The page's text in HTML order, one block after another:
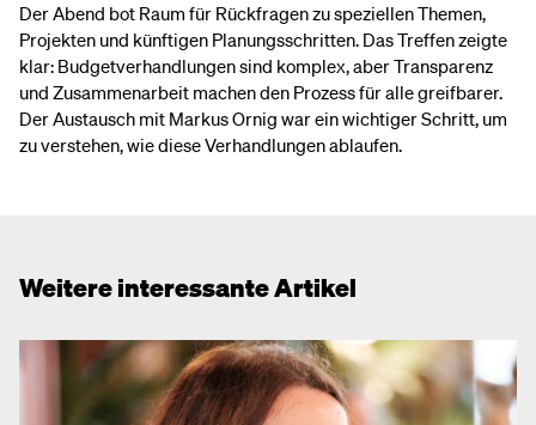
Der Abend bot Raum für Rückfragen zu speziellen Themen,
Projekten und künftigen Planungsschritten. Das Treffen zeigte
klar: Budgetverhandlungen sind komplex, aber Transparenz
und Zusammenarbeit machen den Prozess für alle greifbarer.
Der Austausch mit Markus Ornig war ein wichtiger Schritt, um
zu verstehen, wie diese Verhandlungen ablaufen.
Weitere interessante Artikel